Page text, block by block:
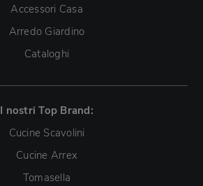
Accessori Casa
Arredo Giardino
Cataloghi
I nostri Top Brand:
Cucine Scavolini
Cucine Arrex
Tomasella